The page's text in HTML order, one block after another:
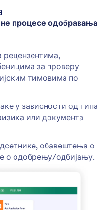
процесе одобравања
рецензентима,
за проверу
тимовима по
у зависности од типа
или документа
обавештења о
о одобрењу/одбијању.